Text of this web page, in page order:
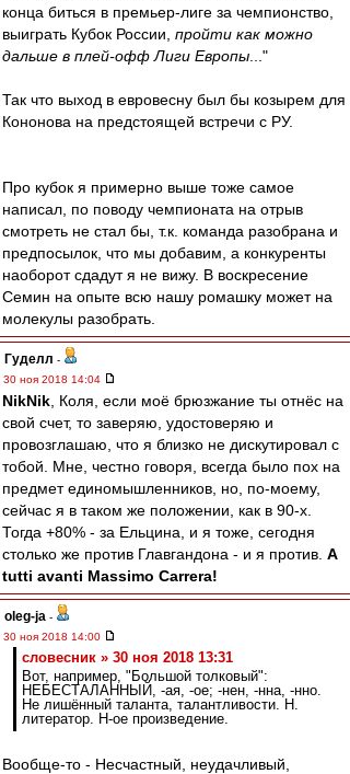
конца биться в премьер-лиге за чемпионство,
выиграть Кубок России, пройти как можно
дальше в плей-офф Лиги Европы ..."
Так что выход в евровесну был бы козырем для
Кононова на предстоящей встречи с РУ.
Про кубок я примерно выше тоже самое
написал, по поводу чемпионата на отрыв
смотреть не стал бы, т.к. команда разобрана и
предпосылок, что мы добавим, а конкуренты
наоборот сдадут я не вижу. В воскресение
Семин на опыте всю нашу ромашку может на
молекулы разобрать.
Гуделл -
30 ноя 2018 14:04
NikNik , Коля, если моё брюзжание ты отнёс на
свой счет, то заверяю, удостоверяю и
провозглашаю, что я близко не дискутировал с
тобой. Мне, честно говоря, всегда было пох на
предмет единомышленников, но, по-моему,
сейчас я в таком же положении, как в 90-х.
Тогда +80% - за Ельцина, и я тоже, сегодня
столько же против Главгандона - и я против. A
tutti avanti Massimo Carrera!
oleg-ja -
30 ноя 2018 14:00
словесник » 30 ноя 2018 13:31
Вот, например, "Большой толковый":
НЕБЕСТАЛАННЫЙ, -ая, -ое; -нен, -нна, -нно.
Не лишённый таланта, талантливости. Н.
литератор. Н-ое произведение.
Вообще-то - Несчастный, неудачливый,